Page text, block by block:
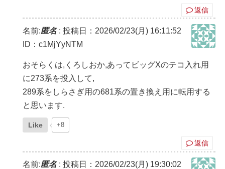
返信
名前:匿名: 投稿日：2026/02/23(月) 16:11:52
ID：c1MjYyNTM
おそらくは,くろしおか,あってビッグXのテコ入れ用
に273系を投入して,
289系をしらさぎ用の681系の置き換え用に転用する
と思います.
Like +8
返信
名前:匿名: 投稿日：2026/02/23(月) 19:30:02